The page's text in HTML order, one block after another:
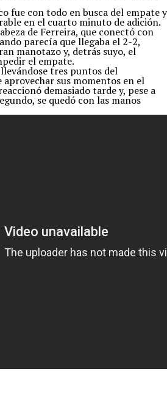
fue con todo en busca del empate y
en el cuarto minuto de adición.
de Ferreira, que conectó con
parecía que llegaba el 2-2,
manotazo y, detrás suyo, el
el empate.
tres puntos del
sus momentos en el
demasiado tarde y, pese a
se quedó con las manos